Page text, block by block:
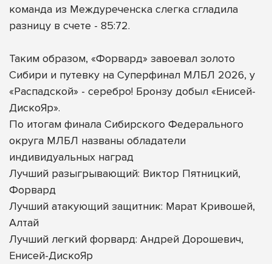
команда из Междуреченска слегка сгладила
разницу в счете - 85:72.
Таким образом, «Форвард» завоевал золото
Сибири и путевку на Суперфинал МЛБЛ 2026, у
«Распадской» - серебро! Бронзу добыл «Енисей-
ДискоЯр».
По итогам финала Сибирского Федерального
округа МЛБЛ названы обладатели
индивидуальных наград
Лучший разыгрывающий: Виктор Пятницкий,
Форвард
Лучший атакующий защитник: Марат Кривошей,
Алтай
Лучший легкий форвард: Андрей Дорошевич,
Енисей-ДискоЯр